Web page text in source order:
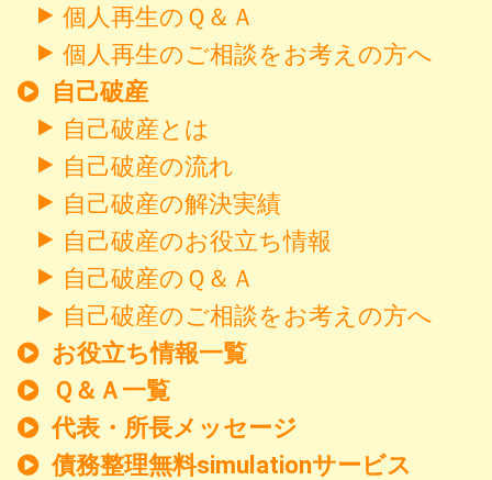
個人再生のＱ＆Ａ
個人再生のご相談をお考えの方へ
自己破産
自己破産とは
自己破産の流れ
自己破産の解決実績
自己破産のお役立ち情報
自己破産のＱ＆Ａ
自己破産のご相談をお考えの方へ
お役立ち情報一覧
Ｑ＆Ａ一覧
代表・所長メッセージ
債務整理無料simulationサービス